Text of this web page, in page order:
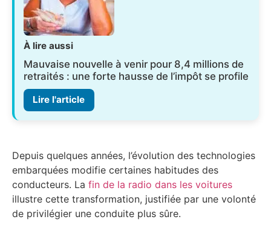
À lire aussi
Mauvaise nouvelle à venir pour 8,4 millions de
retraités : une forte hausse de l’impôt se profile
Lire l'article
Depuis quelques années, l’évolution des technologies
embarquées modifie certaines habitudes des
conducteurs. La fin de la radio dans les voitures
illustre cette transformation, justifiée par une volonté
de privilégier une conduite plus sûre.